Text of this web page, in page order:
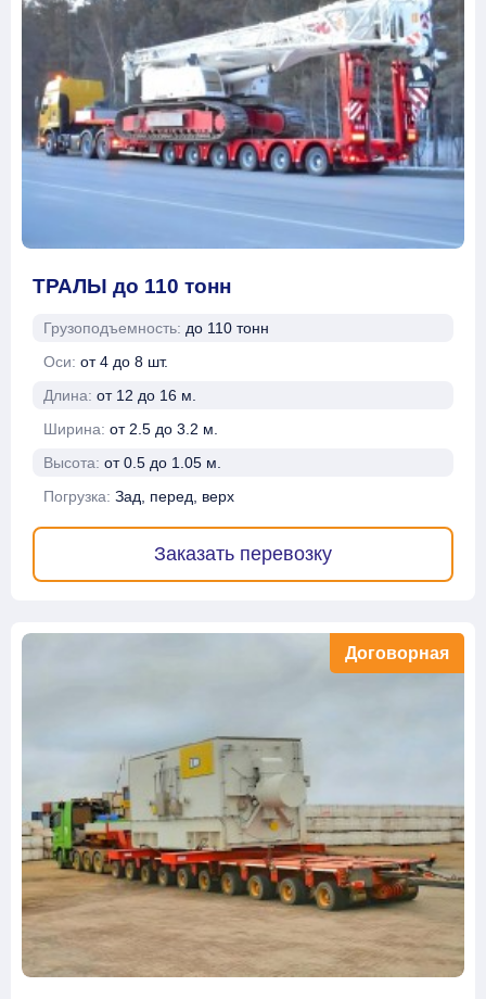
ТРАЛЫ до 110 тонн
Грузоподъемность: до 110 тонн
Оси: от 4 до 8 шт.
Длина: от 12 до 16 м.
Ширина: от 2.5 до 3.2 м.
Высота: от 0.5 до 1.05 м.
Погрузка: Зад, перед, верх
Заказать перевозку
Договорная